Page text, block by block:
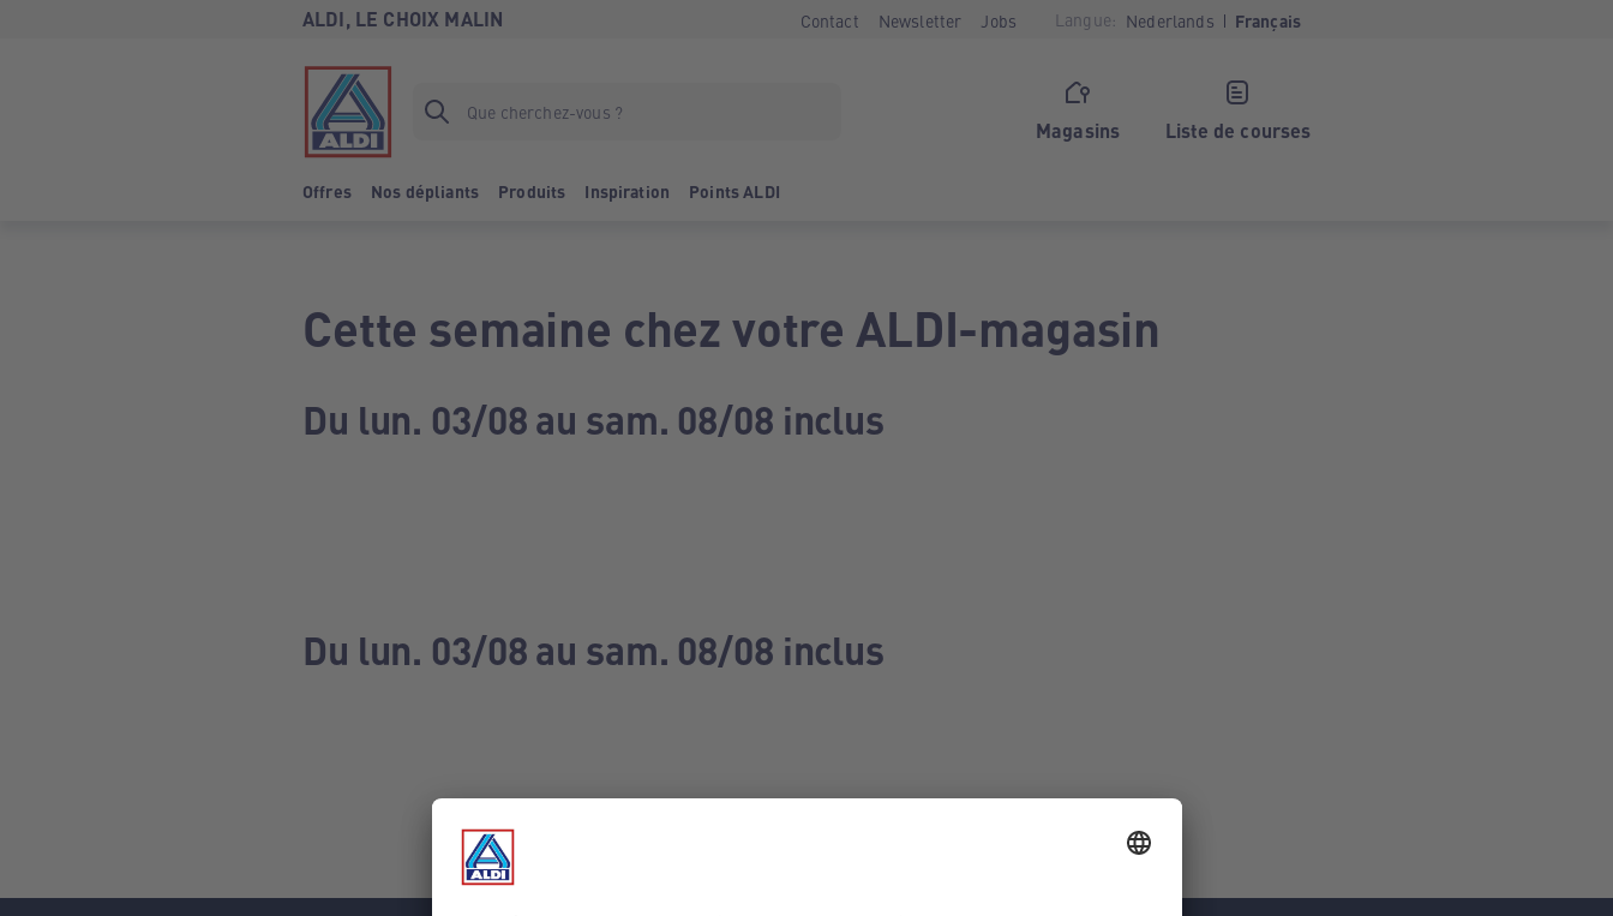
ALDI, LE CHOIX MALIN Contact Newsletter Jobs Langue: Nederlands Français
Magasins Liste de courses
Offres Nos dépliants Produits Inspiration Points ALDI
Cette semaine chez votre ALDI-magasin
Du lun. 03/08 au sam. 08/08 inclus
Du lun. 03/08 au sam. 08/08 inclus